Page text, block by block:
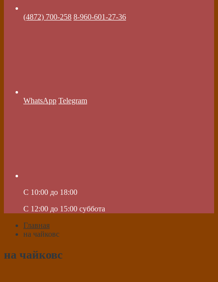
(4872) 700-258 8-960-601-27-36
WhatsApp Telegram
C 10:00 до 18:00
C 12:00 до 15:00 суббота
Главная
на чайковс
на чайковс